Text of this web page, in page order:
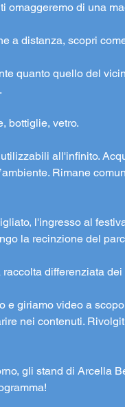
omaggeremo di una
a distanza, scopri
quanto quello del
bottiglie, vetro.
all'infinito.
Rimane
l'ingresso al
la recinzione del
differenziata dei
e giriamo video a
nei contenuti.
gli stand di Arcella